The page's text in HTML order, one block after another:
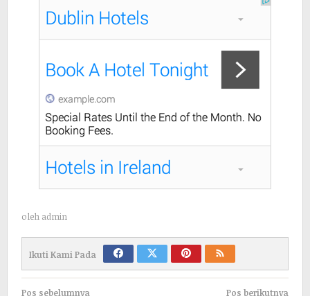
oleh admin
Ikuti Kami Pada
Pos sebelumnya
Pos berikutnya